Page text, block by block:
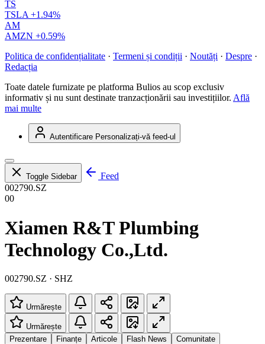
TS
TSLA +1.94%
AM
AMZN +0.59%
Politica de confidențialitate · Termeni și condiții · Noutăți · Despre ·
Redacția
Toate datele furnizate pe platforma Bulios au scop exclusiv
informativ și nu sunt destinate tranzacționării sau investițiilor. Află
mai multe
Autentificare Personalizați-vă feed-ul
Toggle Sidebar
Feed
002790.SZ
00
Xiamen R&T Plumbing
Technology Co.,Ltd.
002790.SZ · SHZ
Urmărește
Urmărește
Prezentare
Finanțe Articole Flash News Comunitate